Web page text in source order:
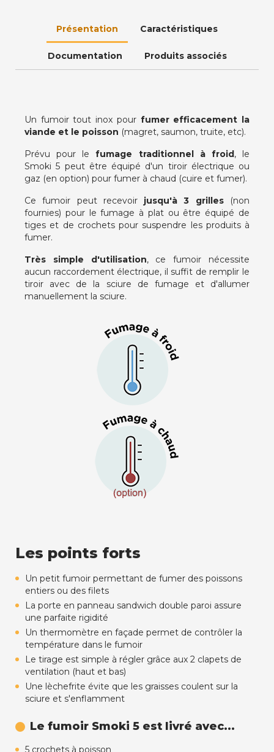
Présentation Caractéristiques
Documentation Produits associés
Un fumoir tout inox pour fumer efficacement la
viande et le poisson (magret, saumon, truite, etc).
Prévu pour lefumage traditionnel à froid, le
Smoki 5 peut être équipé d'un tiroir électrique ou
gaz (en option) pour fumer à chaud (cuire et fumer).
Ce fumoir peut recevoir jusqu'à 3 grilles(non
fournies) pour le fumage à plat ou être équipé de
tiges et de crochets pour suspendre les produits à
fumer.
Très simple d'utilisation, ce fumoir nécessite
aucun raccordement électrique, il suffit de remplir le
tiroir avec de la sciure de fumage et d'allumer
manuellement la sciure.
Les points forts
Un petit fumoir permettant de fumer des poissons
entiers ou des filets
La porte en panneau sandwich double paroi assure
une parfaite rigidité
Un thermomètre en façade permet de contrôler la
température dans le fumoir
Le tirage est simple à régler grâce aux 2 clapets de
ventilation (haut et bas)
Une lèchefrite évite que les graisses coulent sur la
sciure et s'enflamment
Le fumoir Smoki 5 est livré avec...
5 crochets à poisson